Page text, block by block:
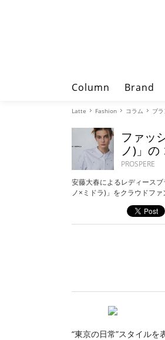
Column Brand
Latte Fashion コラム ブ
ファッ
ノ)」の
PROSPERE
安藤大春によるレディース
ノ×ミドラ)」をクラウドファ
“東京の日常”スタイル